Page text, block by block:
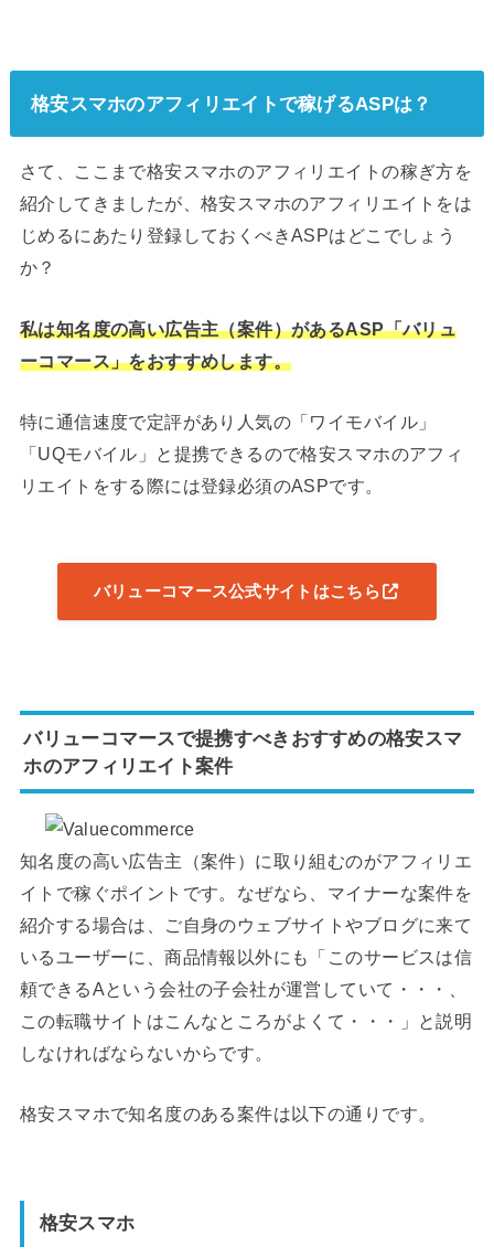
格安スマホのアフィリエイトで稼げるASPは？
さて、ここまで格安スマホのアフィリエイトの稼ぎ方を
紹介してきましたが、格安スマホのアフィリエイトをは
じめるにあたり登録しておくべきASPはどこでしょう
か？
私は知名度の高い広告主（案件）があるASP「バリュ
ーコマース」をおすすめします。
特に通信速度で定評があり人気の「ワイモバイル」
「UQモバイル」と提携できるので格安スマホのアフィ
リエイトをする際には登録必須のASPです。
バリューコマース公式サイトはこちら
バリューコマースで提携すべきおすすめの格安スマ
ホのアフィリエイト案件
知名度の高い広告主（案件）に取り組むのがアフィリエ
イトで稼ぐポイントです。なぜなら、マイナーな案件を
紹介する場合は、ご自身のウェブサイトやブログに来て
いるユーザーに、商品情報以外にも「このサービスは信
頼できるAという会社の子会社が運営していて・・・、
この転職サイトはこんなところがよくて・・・」と説明
しなければならないからです。
格安スマホで知名度のある案件は以下の通りです。
格安スマホ